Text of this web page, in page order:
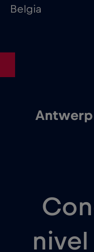
Belgia
Antwerp
nivel